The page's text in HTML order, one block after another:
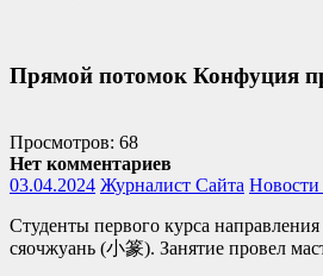
Прямой потомок Конфуция
Просмотров: 68
Нет комментариев
03.04.2024 Журналист Сайта Новости
Студенты первого курса
сяочжуань (小篆). Занятие провел